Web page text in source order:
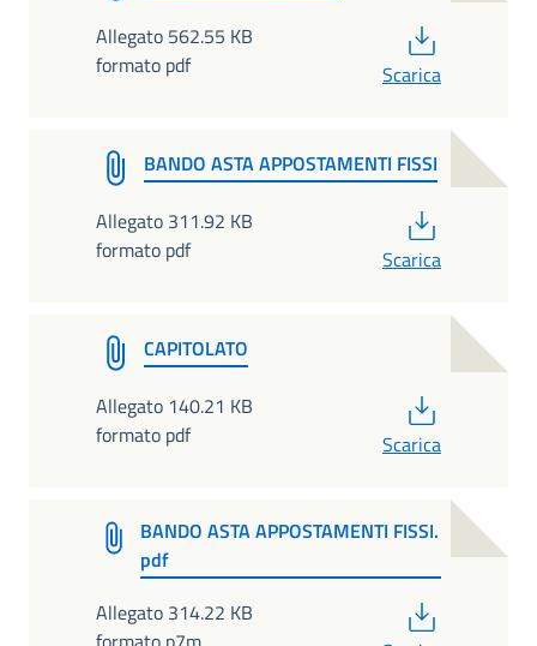
Allegato 562.55 KB
formato pdf
Scarica
BANDO ASTA APPOSTAMENTI FISSI
Allegato 311.92 KB
formato pdf
Scarica
CAPITOLATO
Allegato 140.21 KB
formato pdf
Scarica
BANDO ASTA APPOSTAMENTI FISSI.
pdf
Allegato 314.22 KB